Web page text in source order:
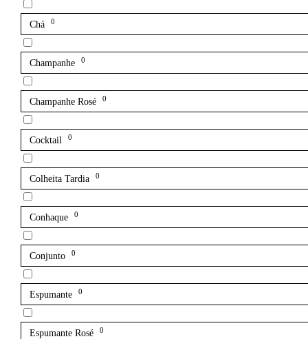
Chá 0
Champanhe 0
Champanhe Rosé 0
Cocktail 0
Colheita Tardia 0
Conhaque 0
Conjunto 0
Espumante 0
Espumante Rosé 0